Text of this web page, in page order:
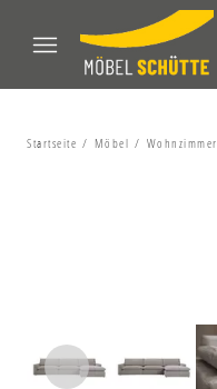
Startseite Möbel Wohnzimmer